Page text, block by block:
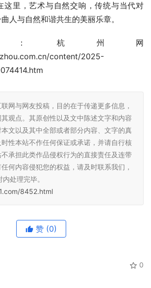
这里，艺术与自然交响，传统与当代对
人与自然和谐共生的美丽乐章。
：杭州网
content/2025-
网与网友投稿，目的在于传递更多信息，
观点。其原创性以及文中陈述文字和内容
文以及其中全部或者部分内容、文字的真
性本站不作任何保证或承诺，并请自行核
承担此类作品侵权行为的直接责任及连带
何内容侵犯您的权益，请及时联系我们，
处理完毕。
8452.html
赞 (0)
0